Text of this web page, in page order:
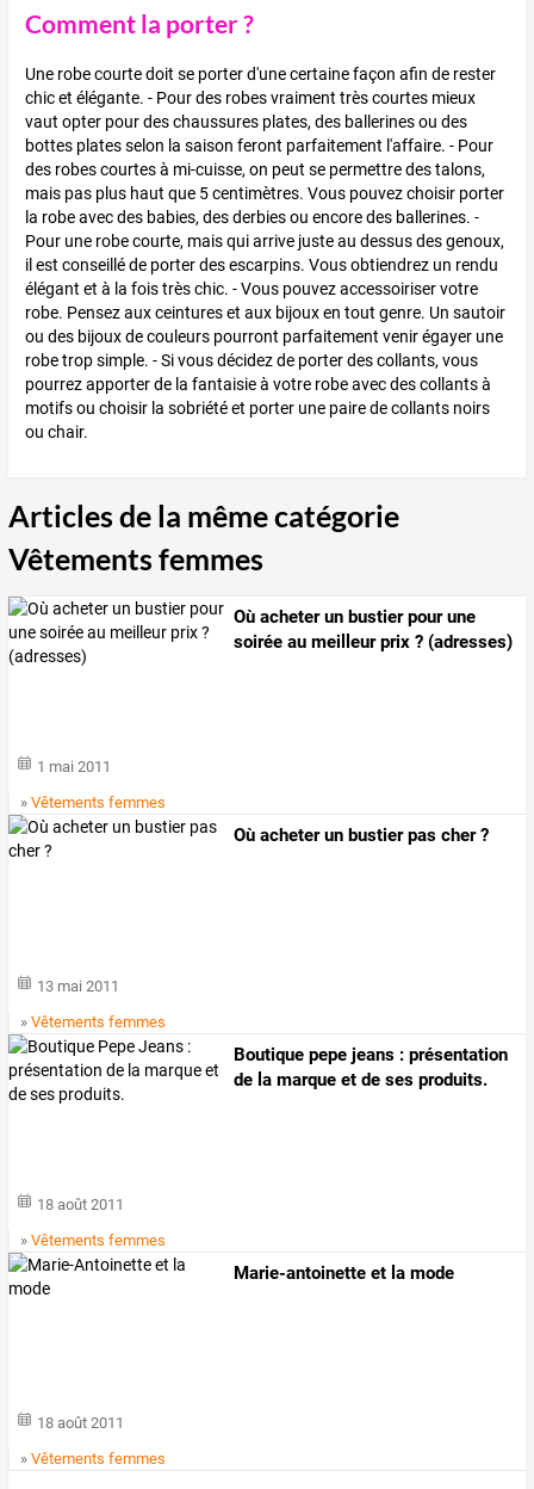
Comment la porter ?
Une robe courte doit se porter d'une certaine façon afin de rester
chic et élégante. - Pour des robes vraiment très courtes mieux
vaut opter pour des chaussures plates, des ballerines ou des
bottes plates selon la saison feront parfaitement l'affaire. - Pour
des robes courtes à mi-cuisse, on peut se permettre des talons,
mais pas plus haut que 5 centimètres. Vous pouvez choisir porter
la robe avec des babies, des derbies ou encore des ballerines. -
Pour une robe courte, mais qui arrive juste au dessus des genoux,
il est conseillé de porter des escarpins. Vous obtiendrez un rendu
élégant et à la fois très chic. - Vous pouvez accessoiriser votre
robe. Pensez aux ceintures et aux bijoux en tout genre. Un sautoir
ou des bijoux de couleurs pourront parfaitement venir égayer une
robe trop simple. - Si vous décidez de porter des collants, vous
pourrez apporter de la fantaisie à votre robe avec des collants à
motifs ou choisir la sobriété et porter une paire de collants noirs
ou chair.
Articles de la même catégorie
Vêtements femmes
Où acheter un bustier pour une
soirée au meilleur prix ? (adresses)
1 mai 2011
»Vêtements femmes
Où acheter un bustier pas cher ?
13 mai 2011
»Vêtements femmes
Boutique pepe jeans : présentation
de la marque et de ses produits.
18 août 2011
»Vêtements femmes
Marie-antoinette et la mode
18 août 2011
»Vêtements femmes